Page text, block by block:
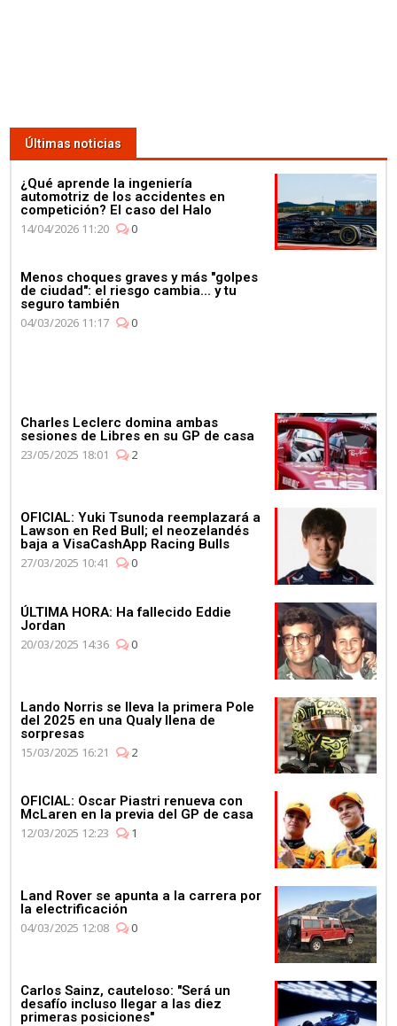
Últimas noticias
¿Qué aprende la ingeniería
automotriz de los accidentes en
competición? El caso del Halo
14/04/2026 11:20
0
Menos choques graves y más "golpes
de ciudad": el riesgo cambia... y tu
seguro también
04/03/2026 11:17
0
Charles Leclerc domina ambas
sesiones de Libres en su GP de casa
23/05/2025 18:01
2
OFICIAL: Yuki Tsunoda reemplazará a
Lawson en Red Bull; el neozelandés
baja a VisaCashApp Racing Bulls
27/03/2025 10:41
0
ÚLTIMA HORA: Ha fallecido Eddie
Jordan
20/03/2025 14:36
0
Lando Norris se lleva la primera Pole
del 2025 en una Qualy llena de
sorpresas
15/03/2025 16:21
2
OFICIAL: Oscar Piastri renueva con
McLaren en la previa del GP de casa
12/03/2025 12:23
1
Land Rover se apunta a la carrera por
la electrificación
04/03/2025 12:08
0
Carlos Sainz, cauteloso: "Será un
desafío incluso llegar a las diez
primeras posiciones"